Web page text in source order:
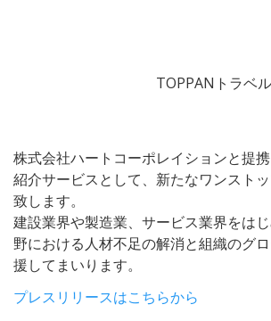
TOPPANトラベ
株式会社ハートコーポレイションと提
紹介サービスとして、新たなワンスト
致します。
建設業界や製造業、サービス業界をは
野における人材不足の解消と組織のグ
援してまいります。
プレスリリースはこちらから